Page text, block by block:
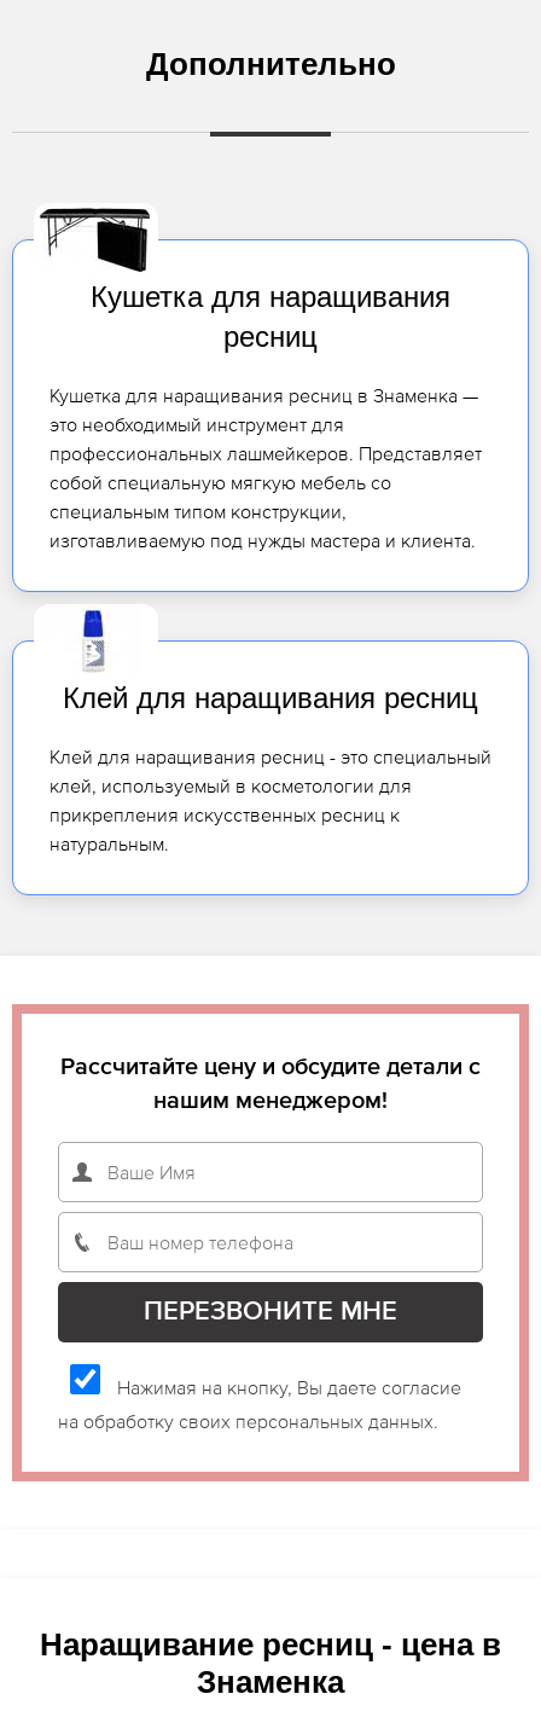
Дополнительно
Кушетка для наращивания
ресниц
Кушетка для наращивания ресниц в Знаменка —
это необходимый инструмент для
профессиональных лашмейкеров. Представляет
собой специальную мягкую мебель со
специальным типом конструкции,
изготавливаемую под нужды мастера и клиента.
Клей для наращивания ресниц
Клей для наращивания ресниц - это специальный
клей, используемый в косметологии для
прикрепления искусственных ресниц к
натуральным.
Рассчитайте цену и обсудите детали с
нашим менеджером!
Нажимая на кнопку, Вы даете согласие
на обработку своих персональных данных.
Наращивание ресниц - цена в
Знаменка